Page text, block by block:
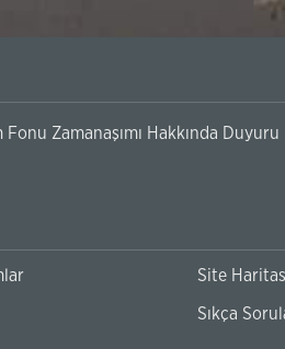
Banka Hesaplarının 3. Kişilere
Site
Sıkça